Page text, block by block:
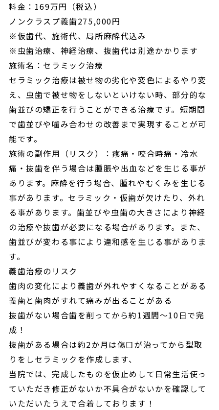
料金：169万円（税込）
ノンクラスプ義歯275,000円
※仮歯代、施術代、局所麻酔代込み
※虫歯治療、神経治療、抜歯代は別途かかります
施術名：セラミック治療
セラミック治療は被せ物の劣化や変色によるやり変
え、虫歯で被せ物をしないといけない時、部分的な
歯並びの矯正を行うことができる治療です。短期間
で歯並びや噛み合わせの改善まで実現することが可
能です。
施術の副作用（リスク）：疼痛・咬合時痛・冷水
痛・抜歯を伴う場合は腫脹や出血などを生じる事が
あります。麻酔を行う場合、腫れやむくみを生じる
事があります。セラミック・仮歯が欠けたり、外れ
る事があります。歯並びや虫歯の大きさにより神経
の治療や抜歯が必要になる場合があります。また、
歯並びが変わる事により違和感を生じる事がありま
す。
義歯治療のリスク
歯肉の変化により義歯が外れやすくなることがある
義歯と歯肉がすれて痛みが出ることがある
抜歯がない場合歯を削ってから約1週間〜10日で完
成！
抜歯がある場合は約2か月は傷口が治ってから型取
りをしセラミックを作成します、
当院では、完成したものを仮止めして日常生活使っ
ていただき修正がないか不具合がないかを確認して
いただいたうえで合着しております！